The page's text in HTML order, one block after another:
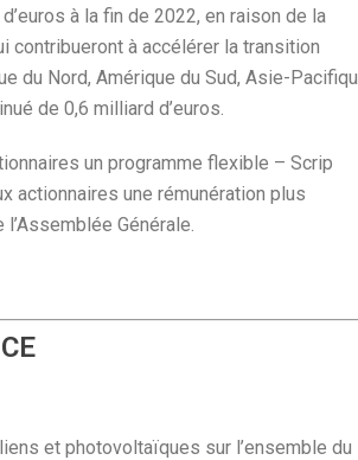
à la fin de 2022, en raison de la
à accélérer la transition
du Nord, Amérique du Sud, Asie-
de 0,6 milliard d’euros.
un programme flexible – Scrip
actionnaires une rémunération plus
Générale.
et photovoltaïques sur l’ensemble du